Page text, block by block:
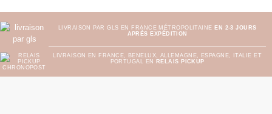
LIVRAISON PAR GLS EN FRANCE MÉTROPOLITAINE EN 2-3 JOURS
APRÈS EXPÉDITION
LIVRAISON EN FRANCE, BENELUX, ALLEMAGNE, ESPAGNE, ITALIE ET
PORTUGAL EN
RELAIS PICKUP